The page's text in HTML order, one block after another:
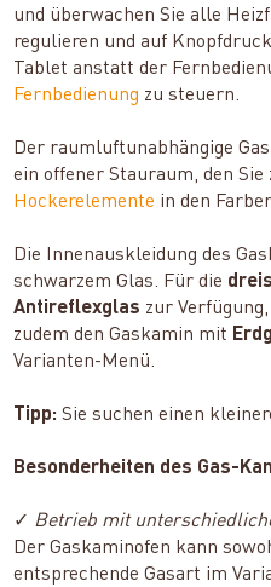
und überwachen Sie alle
regulieren und auf
Tablet anstatt der
Fernbedienung zu steuern.
Der raumluftunabhängige
ein offener Stauraum, den
Hockerelemente in den
Die Innenauskleidung des
schwarzem Glas. Für die
Antireflexglas zur
zudem den Gaskamin mit
Varianten-Menü.
Tipp: Sie suchen einen
Besonderheiten des Gas-
✓ Betrieb mit
Der Gaskaminofen kann
entsprechende Gasart im